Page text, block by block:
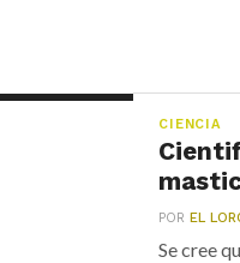
CIENCIA
POREL
Se cree